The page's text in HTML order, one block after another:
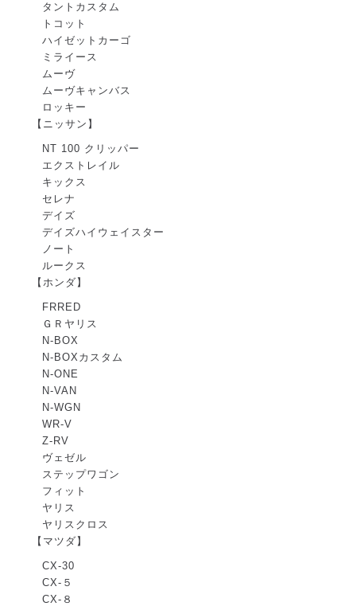
タントカスタム
トコット
ハイゼットカーゴ
ミライース
ムーヴ
ムーヴキャンバス
ロッキー
【ニッサン】
NT 100 クリッパー
エクストレイル
キックス
セレナ
デイズ
デイズハイウェイスター
ノート
ルークス
【ホンダ】
FRRED
ＧＲヤリス
N-BOX
N-BOXカスタム
N-ONE
N-VAN
N-WGN
WR-V
Z-RV
ヴェゼル
ステップワゴン
フィット
ヤリス
ヤリスクロス
【マツダ】
CX-30
CX-５
CX-８